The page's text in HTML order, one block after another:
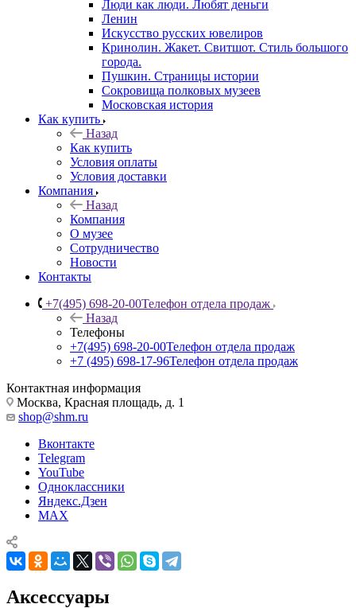
Люди как люди. Любят деньги
Ленин
Искусство русских ювелиров
Кринолин. Жакет. Свитшот. Стиль большого
города.
Пушкин. Страницы истории
Сокровища полковых музеев
Московская история
Как купить
Назад
Как купить
Условия оплаты
Условия доставки
Компания
Назад
Компания
О музее
Сотрудничество
Новости
Контакты
+7(495) 698-20-00Телефон отдела продаж
Назад
Телефоны
+7(495) 698-20-00Телефон отдела продаж
+7 (495) 698-17-96Телефон отдела продаж
Контактная информация
Москва, Красная площадь, д. 1
shop@shm.ru
Вконтакте
Telegram
YouTube
Одноклассники
Яндекс.Дзен
MAX
Аксессуары